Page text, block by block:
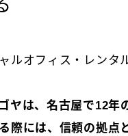
ルオフィス・レンタ
ヤは、名古屋で12年
際には、信頼の拠点